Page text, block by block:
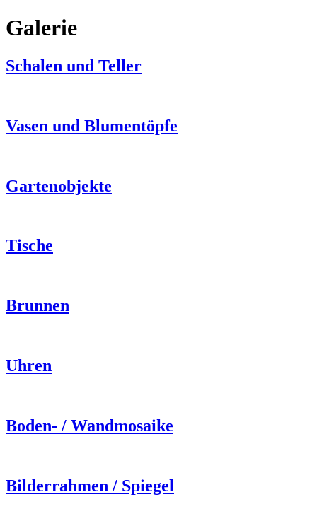
Galerie
Schalen und Teller
Vasen und Blumentöpfe
Gartenobjekte
Tische
Brunnen
Uhren
Boden- / Wandmosaike
Bilderrahmen / Spiegel